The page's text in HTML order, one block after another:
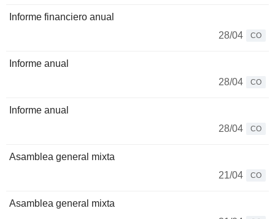
Informe financiero anual
28/04
CO
Informe anual
28/04
CO
Informe anual
28/04
CO
Asamblea general mixta
21/04
CO
Asamblea general mixta